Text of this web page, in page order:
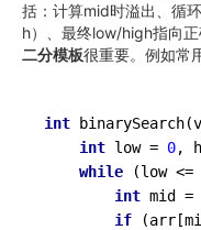
括：计算mid时溢出、循
h）、最终low/high指向
二分模板很重要。例如常
int binarySearch
int low = 0,
while (low
int mid
if